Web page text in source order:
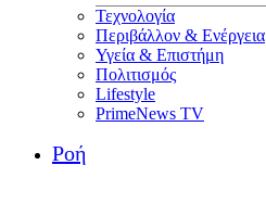
Τεχνολογία
Περιβάλλον & Ενέργεια
Υγεία & Επιστήμη
Πολιτισμός
Lifestyle
PrimeNews TV
Ροή